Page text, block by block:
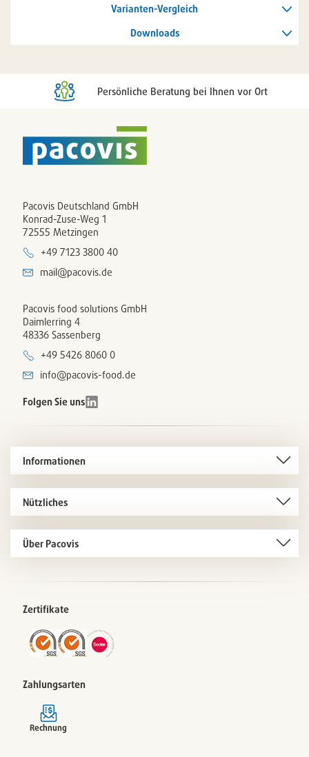
Varianten-Vergleich
Downloads
Persönliche Beratung bei Ihnen vor Ort
Pacovis Deutschland GmbH
Konrad-Zuse-Weg 1
72555 Metzingen
+49 7123 3800 40
mail@pacovis.de
Pacovis food solutions GmbH
Daimlerring 4
48336 Sassenberg
+49 5426 8060 0
info@pacovis-food.de
Folgen Sie uns
Informationen
Nützliches
Über Pacovis
Zertifikate
Zahlungsarten
Rechnung